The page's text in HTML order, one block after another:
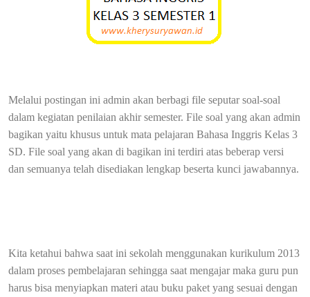
Melalui postingan ini admin akan berbagi file seputar soal-soal
dalam kegiatan penilaian akhir semester. File soal yang akan admin
bagikan yaitu khusus untuk mata pelajaran Bahasa Inggris Kelas 3
SD. File soal yang akan di bagikan ini terdiri atas beberap versi
dan semuanya telah disediakan lengkap beserta kunci jawabannya.
Kita ketahui bahwa saat ini sekolah menggunakan kurikulum 2013
dalam proses pembelajaran sehingga saat mengajar maka guru pun
harus bisa menyiapkan materi atau buku paket yang sesuai dengan